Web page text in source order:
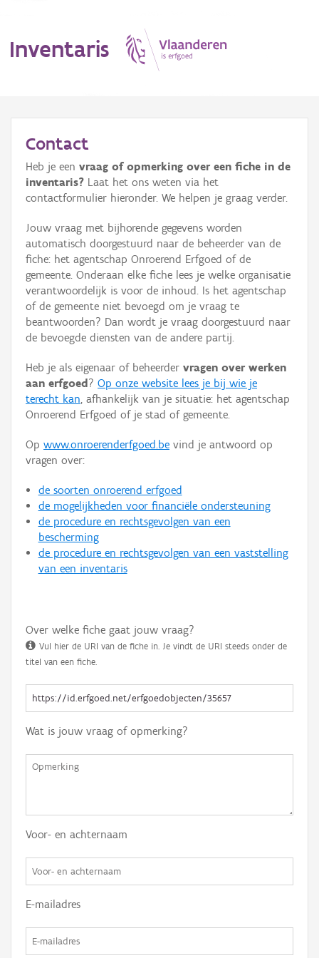
Inventaris
Erfgoedobject
Aanduidingsobject
Waarneming
Thema
Gebeurtenis
Persoon of collectief
Hergebruik
Aanmelden
Contact
Heb je een vraag of opmerking over een fiche in de
inventaris? Laat het ons weten via het
contactformulier hieronder. We helpen je graag verder.
Jouw vraag met bijhorende gegevens worden
automatisch doorgestuurd naar de beheerder van de
fiche: het agentschap Onroerend Erfgoed of de
gemeente. Onderaan elke fiche lees je welke organisatie
verantwoordelijk is voor de inhoud. Is het agentschap
of de gemeente niet bevoegd om je vraag te
beantwoorden? Dan wordt je vraag doorgestuurd naar
de bevoegde diensten van de andere partij.
Heb je als eigenaar of beheerder vragen over werken
aan erfgoed ? Op onze website lees je bij wie je
terecht kan, afhankelijk van je situatie: het agentschap
Onroerend Erfgoed of je stad of gemeente.
Op www.onroerenderfgoed.be vind je antwoord op
vragen over:
de soorten onroerend erfgoed
de mogelijkheden voor financiële ondersteuning
de procedure en rechtsgevolgen van een
bescherming
de procedure en rechtsgevolgen van een vaststelling
van een inventaris
Over welke fiche gaat jouw vraag?
Vul hier de URI van de fiche in. Je vindt de URI steeds onder de
titel van een fiche.
Wat is jouw vraag of opmerking?
Voor- en achternaam
E-mailadres